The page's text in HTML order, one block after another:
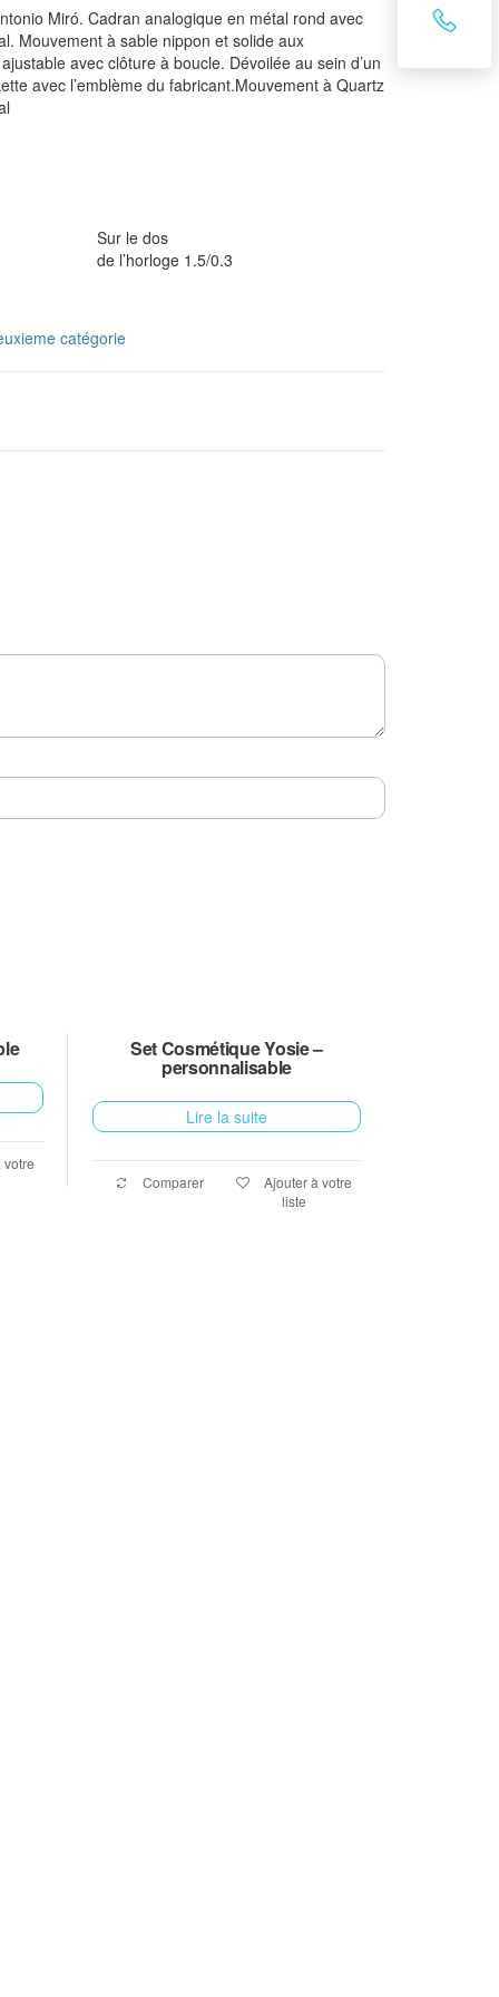
Miró. Cadran analogique en métal rond avec
Mouvement à sable nippon et solide aux
avec clôture à boucle. Dévoilée au sein d’un
avec l’emblème du fabricant.Mouvement à Quartz
Sur le dos
de l’horloge 1.5/0.3
catégorie
votre
Set Cosmétique Yosie –
personnalisable
Lire la suite
Comparer
Ajouter à votre
liste